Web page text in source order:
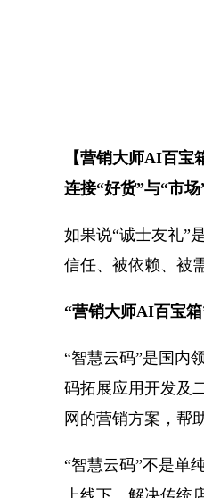
【营销大师AI百宝
连接“好货”与“市
如果说“诚士友礼”
信任、被依赖、被
“营销大师AI百宝
“智慧云码”是国内
码拓展应用开发及
网的营销方案，帮
“智慧云码”不是单